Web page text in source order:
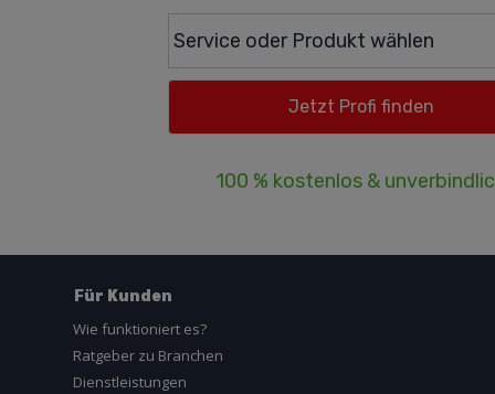
100 % kostenlos &
Für Kunden
Wie funktioniert es?
Ratgeber zu Branchen
Dienstleistungen